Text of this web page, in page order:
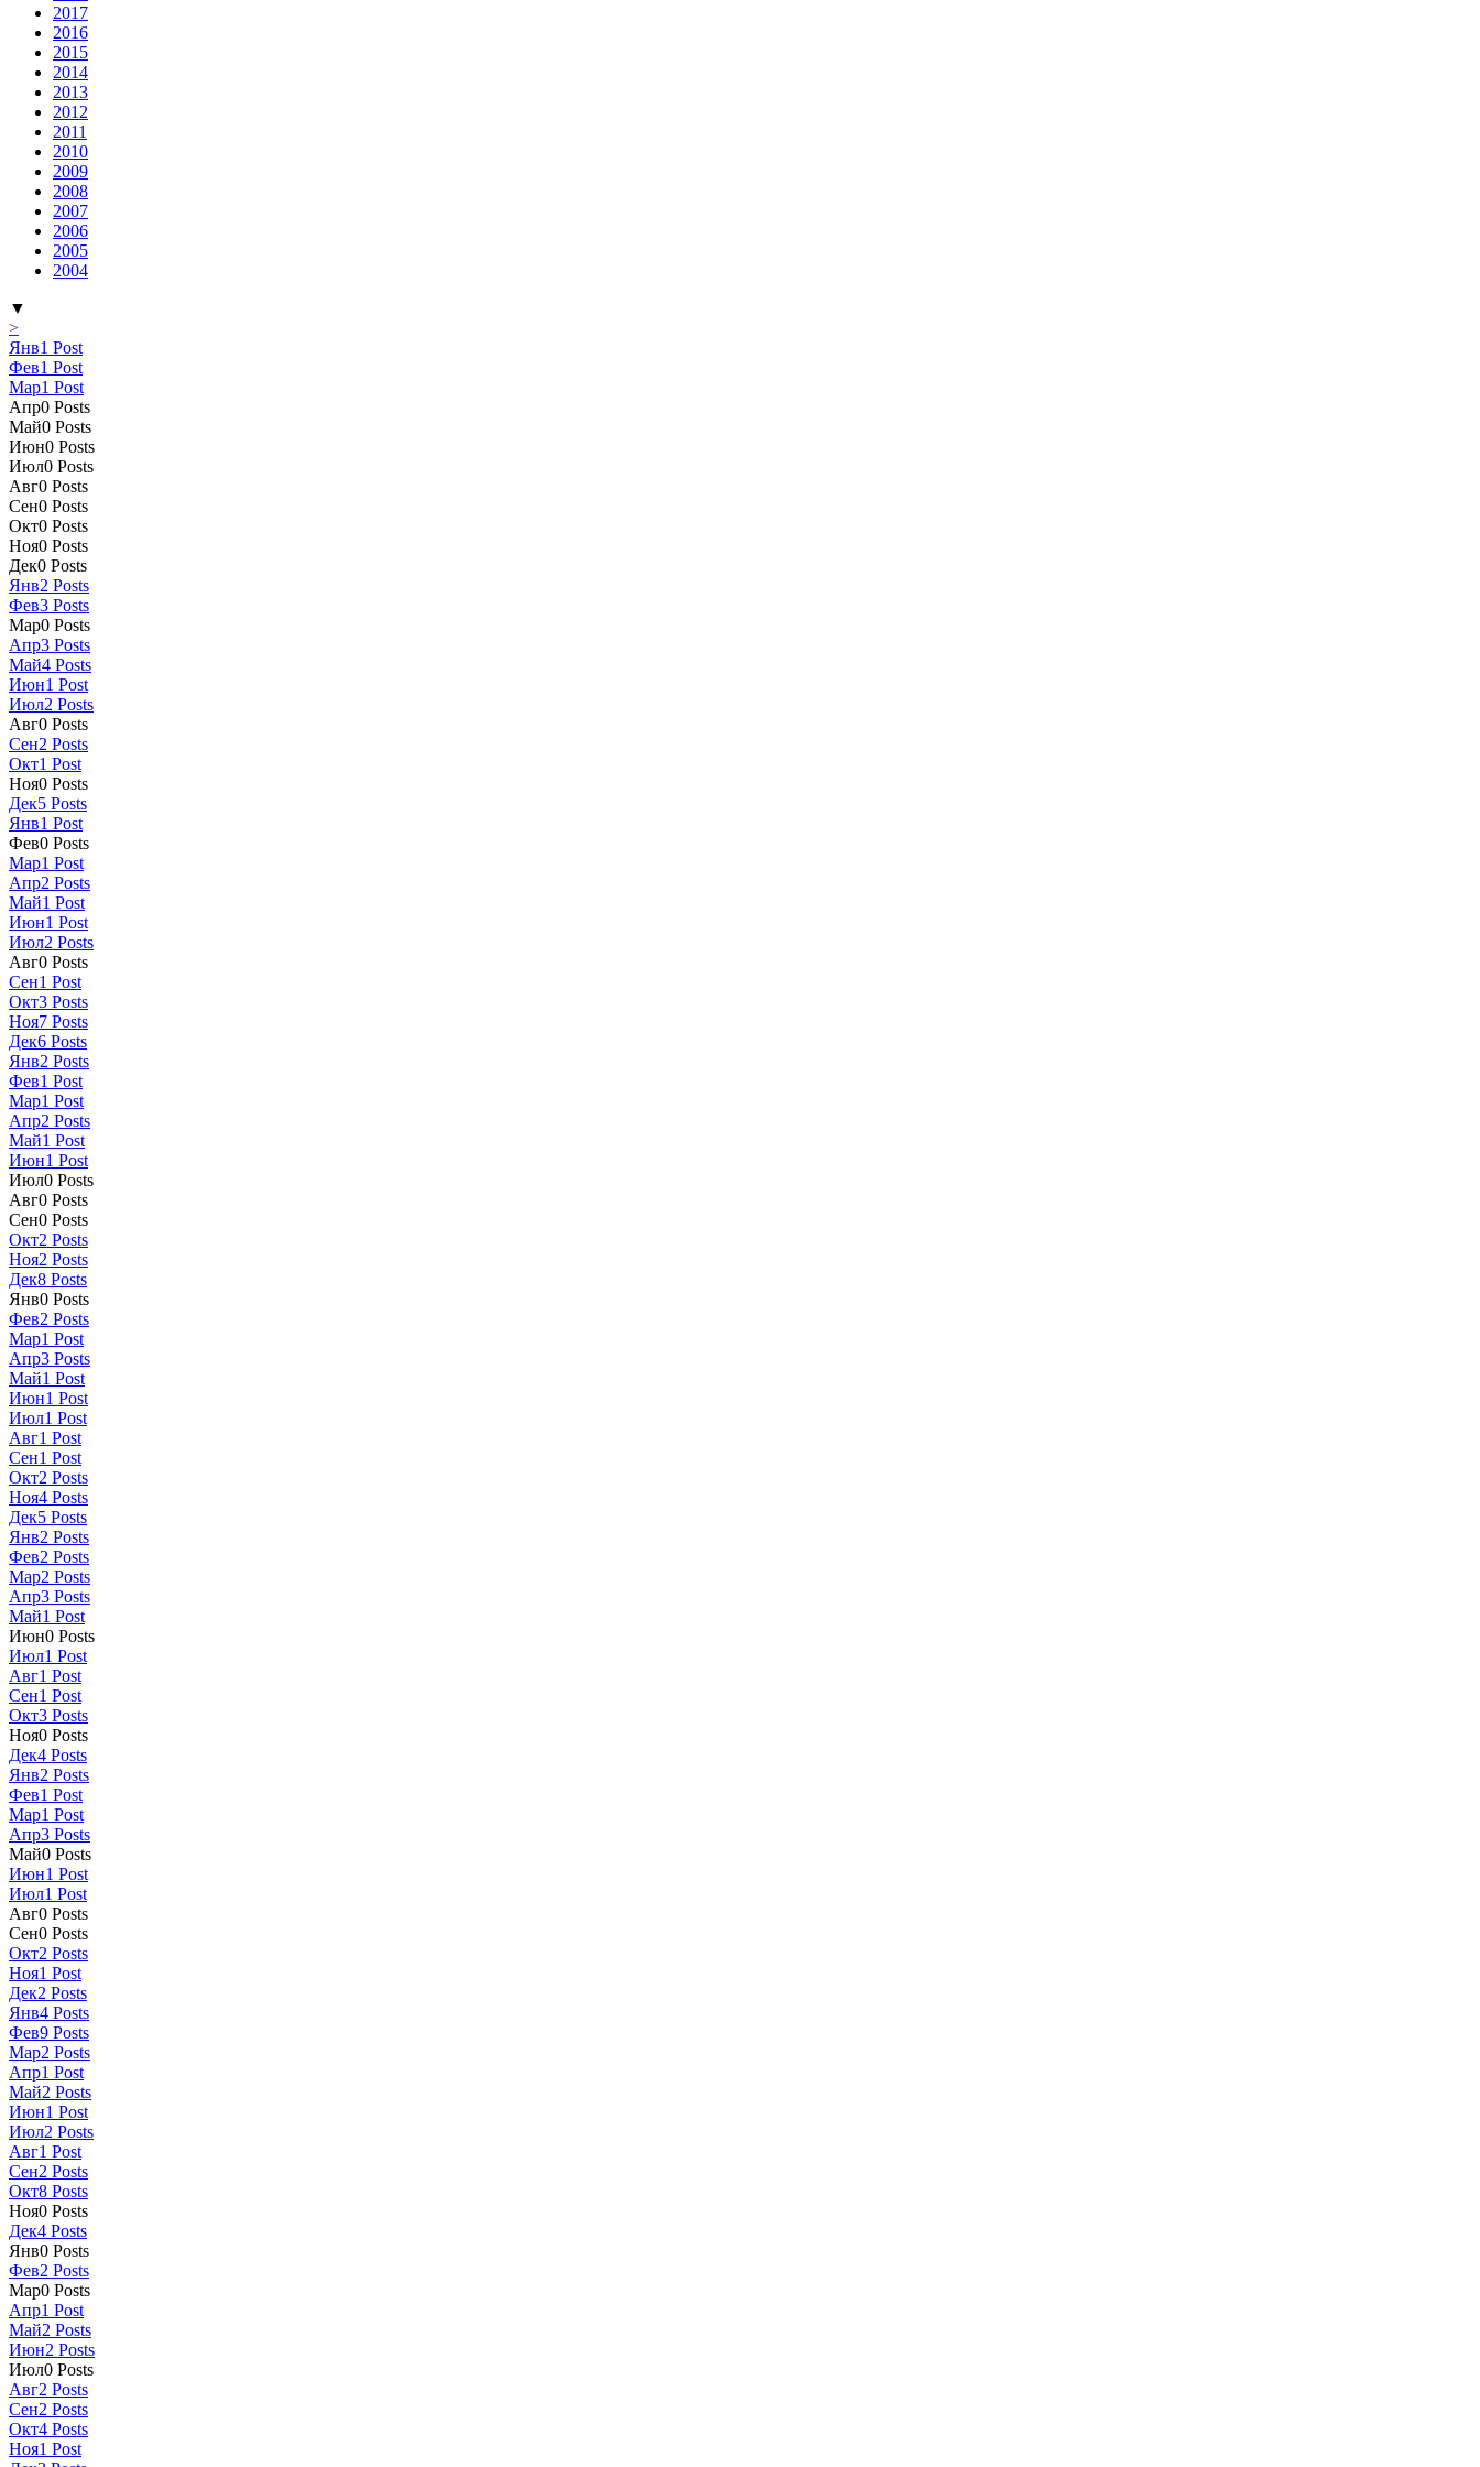
2017
2016
2015
2014
2013
2012
2011
2010
2009
2008
2007
2006
2005
2004
▼
>
Янв1 Post
Фев1 Post
Мар1 Post
Апр0 Posts
Май0 Posts
Июн0 Posts
Июл0 Posts
Авг0 Posts
Сен0 Posts
Окт0 Posts
Ноя0 Posts
Дек0 Posts
Янв2 Posts
Фев3 Posts
Мар0 Posts
Апр3 Posts
Май4 Posts
Июн1 Post
Июл2 Posts
Авг0 Posts
Сен2 Posts
Окт1 Post
Ноя0 Posts
Дек5 Posts
Янв1 Post
Фев0 Posts
Мар1 Post
Апр2 Posts
Май1 Post
Июн1 Post
Июл2 Posts
Авг0 Posts
Сен1 Post
Окт3 Posts
Ноя7 Posts
Дек6 Posts
Янв2 Posts
Фев1 Post
Мар1 Post
Апр2 Posts
Май1 Post
Июн1 Post
Июл0 Posts
Авг0 Posts
Сен0 Posts
Окт2 Posts
Ноя2 Posts
Дек8 Posts
Янв0 Posts
Фев2 Posts
Мар1 Post
Апр3 Posts
Май1 Post
Июн1 Post
Июл1 Post
Авг1 Post
Сен1 Post
Окт2 Posts
Ноя4 Posts
Дек5 Posts
Янв2 Posts
Фев2 Posts
Мар2 Posts
Апр3 Posts
Май1 Post
Июн0 Posts
Июл1 Post
Авг1 Post
Сен1 Post
Окт3 Posts
Ноя0 Posts
Дек4 Posts
Янв2 Posts
Фев1 Post
Мар1 Post
Апр3 Posts
Май0 Posts
Июн1 Post
Июл1 Post
Авг0 Posts
Сен0 Posts
Окт2 Posts
Ноя1 Post
Дек2 Posts
Янв4 Posts
Фев9 Posts
Мар2 Posts
Апр1 Post
Май2 Posts
Июн1 Post
Июл2 Posts
Авг1 Post
Сен2 Posts
Окт8 Posts
Ноя0 Posts
Дек4 Posts
Янв0 Posts
Фев2 Posts
Мар0 Posts
Апр1 Post
Май2 Posts
Июн2 Posts
Июл0 Posts
Авг2 Posts
Сен2 Posts
Окт4 Posts
Ноя1 Post